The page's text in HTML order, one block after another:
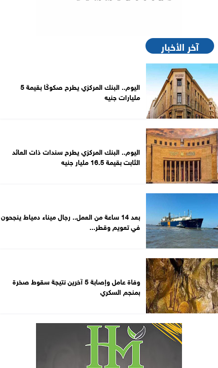
آخر الأخبار
اليوم.. البنك المركزي يطرح صكوكًا بقيمة 5
مليارات جنيه
اليوم.. البنك المركزي يطرح سندات ذات العائد
الثابت بقيمة 16.5 مليار جنيه
بعد 14 ساعة من العمل.. رجال ميناء دمياط ينجحون
في تعويم وقطر...
وفاة عامل وإصابة 5 آخرين نتيجة سقوط صخرة
بمنجم السكري